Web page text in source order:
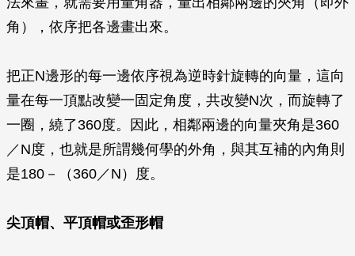
角），依序把各邊畫出來。
把正N邊形的每一邊依序視為逆時針旋轉的向量，這向
量在每一頂點改變一固定角度，共改變N次，而旋轉了
一圈，繞了360度。因此，相鄰兩邊的向量夾角是360
／N度，也就是所謂幾何學的外角，與其互補的內角則
是180－（360／N）度。
尖頂帽、平頂帽或歪形帽